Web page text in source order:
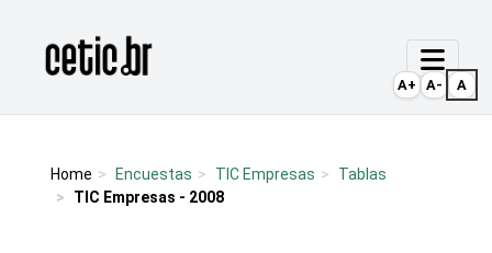
Página inicial
Home Encuestas TIC Empresas
Tablas
TIC Empresas - 2008
A+ A- A